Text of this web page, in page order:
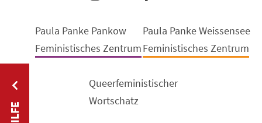
Paula Panke Pankow
Feministisches Zentrum
Paula Panke Weissensee
Feministisches Zentrum
Queerfeministischer
Wortschatz